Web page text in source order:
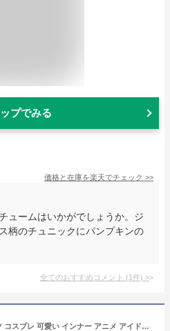
プでみる
価格と在庫を楽天でチェック >>
ュームはいかがでしょうか。ジ
柄のチュニックにパンプキンの
全てのおすすめコメント (1件) >
かぼちゃ型ぷっくりパンツ コスプレ 可愛い インナー アニメ アイドル ハロウィン イベント 余興 仮装 大人 コスチューム 衣装